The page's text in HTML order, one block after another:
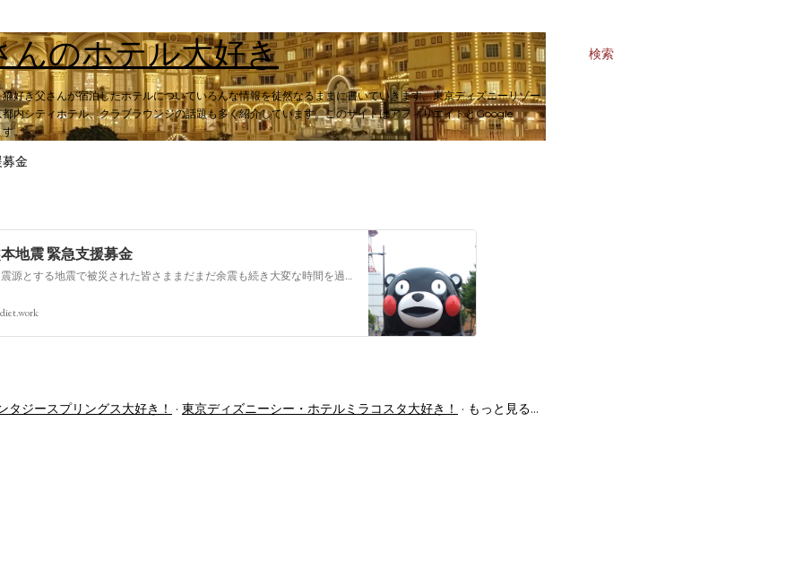
検索
んのホテル大好き
好き父さんが宿泊したホテルについていろんな情報を徒然なるままに書いていきます。東京ディズニーリゾー
内シティホテル、クラブラウンジの話題も多く紹介しています。このサイトはアフィリエイトとGoogle
す。
金
地震 緊急支援募金
今回の熊本を震源とする地震で被災された皆さままだまだ余震も続き大変な時間を過ごされていると思います。心よりお見舞い申し上げます
タジースプリングス大好き！ 東京ディズニーシー・ホテルミラコスタ大好き！ もっと見る…